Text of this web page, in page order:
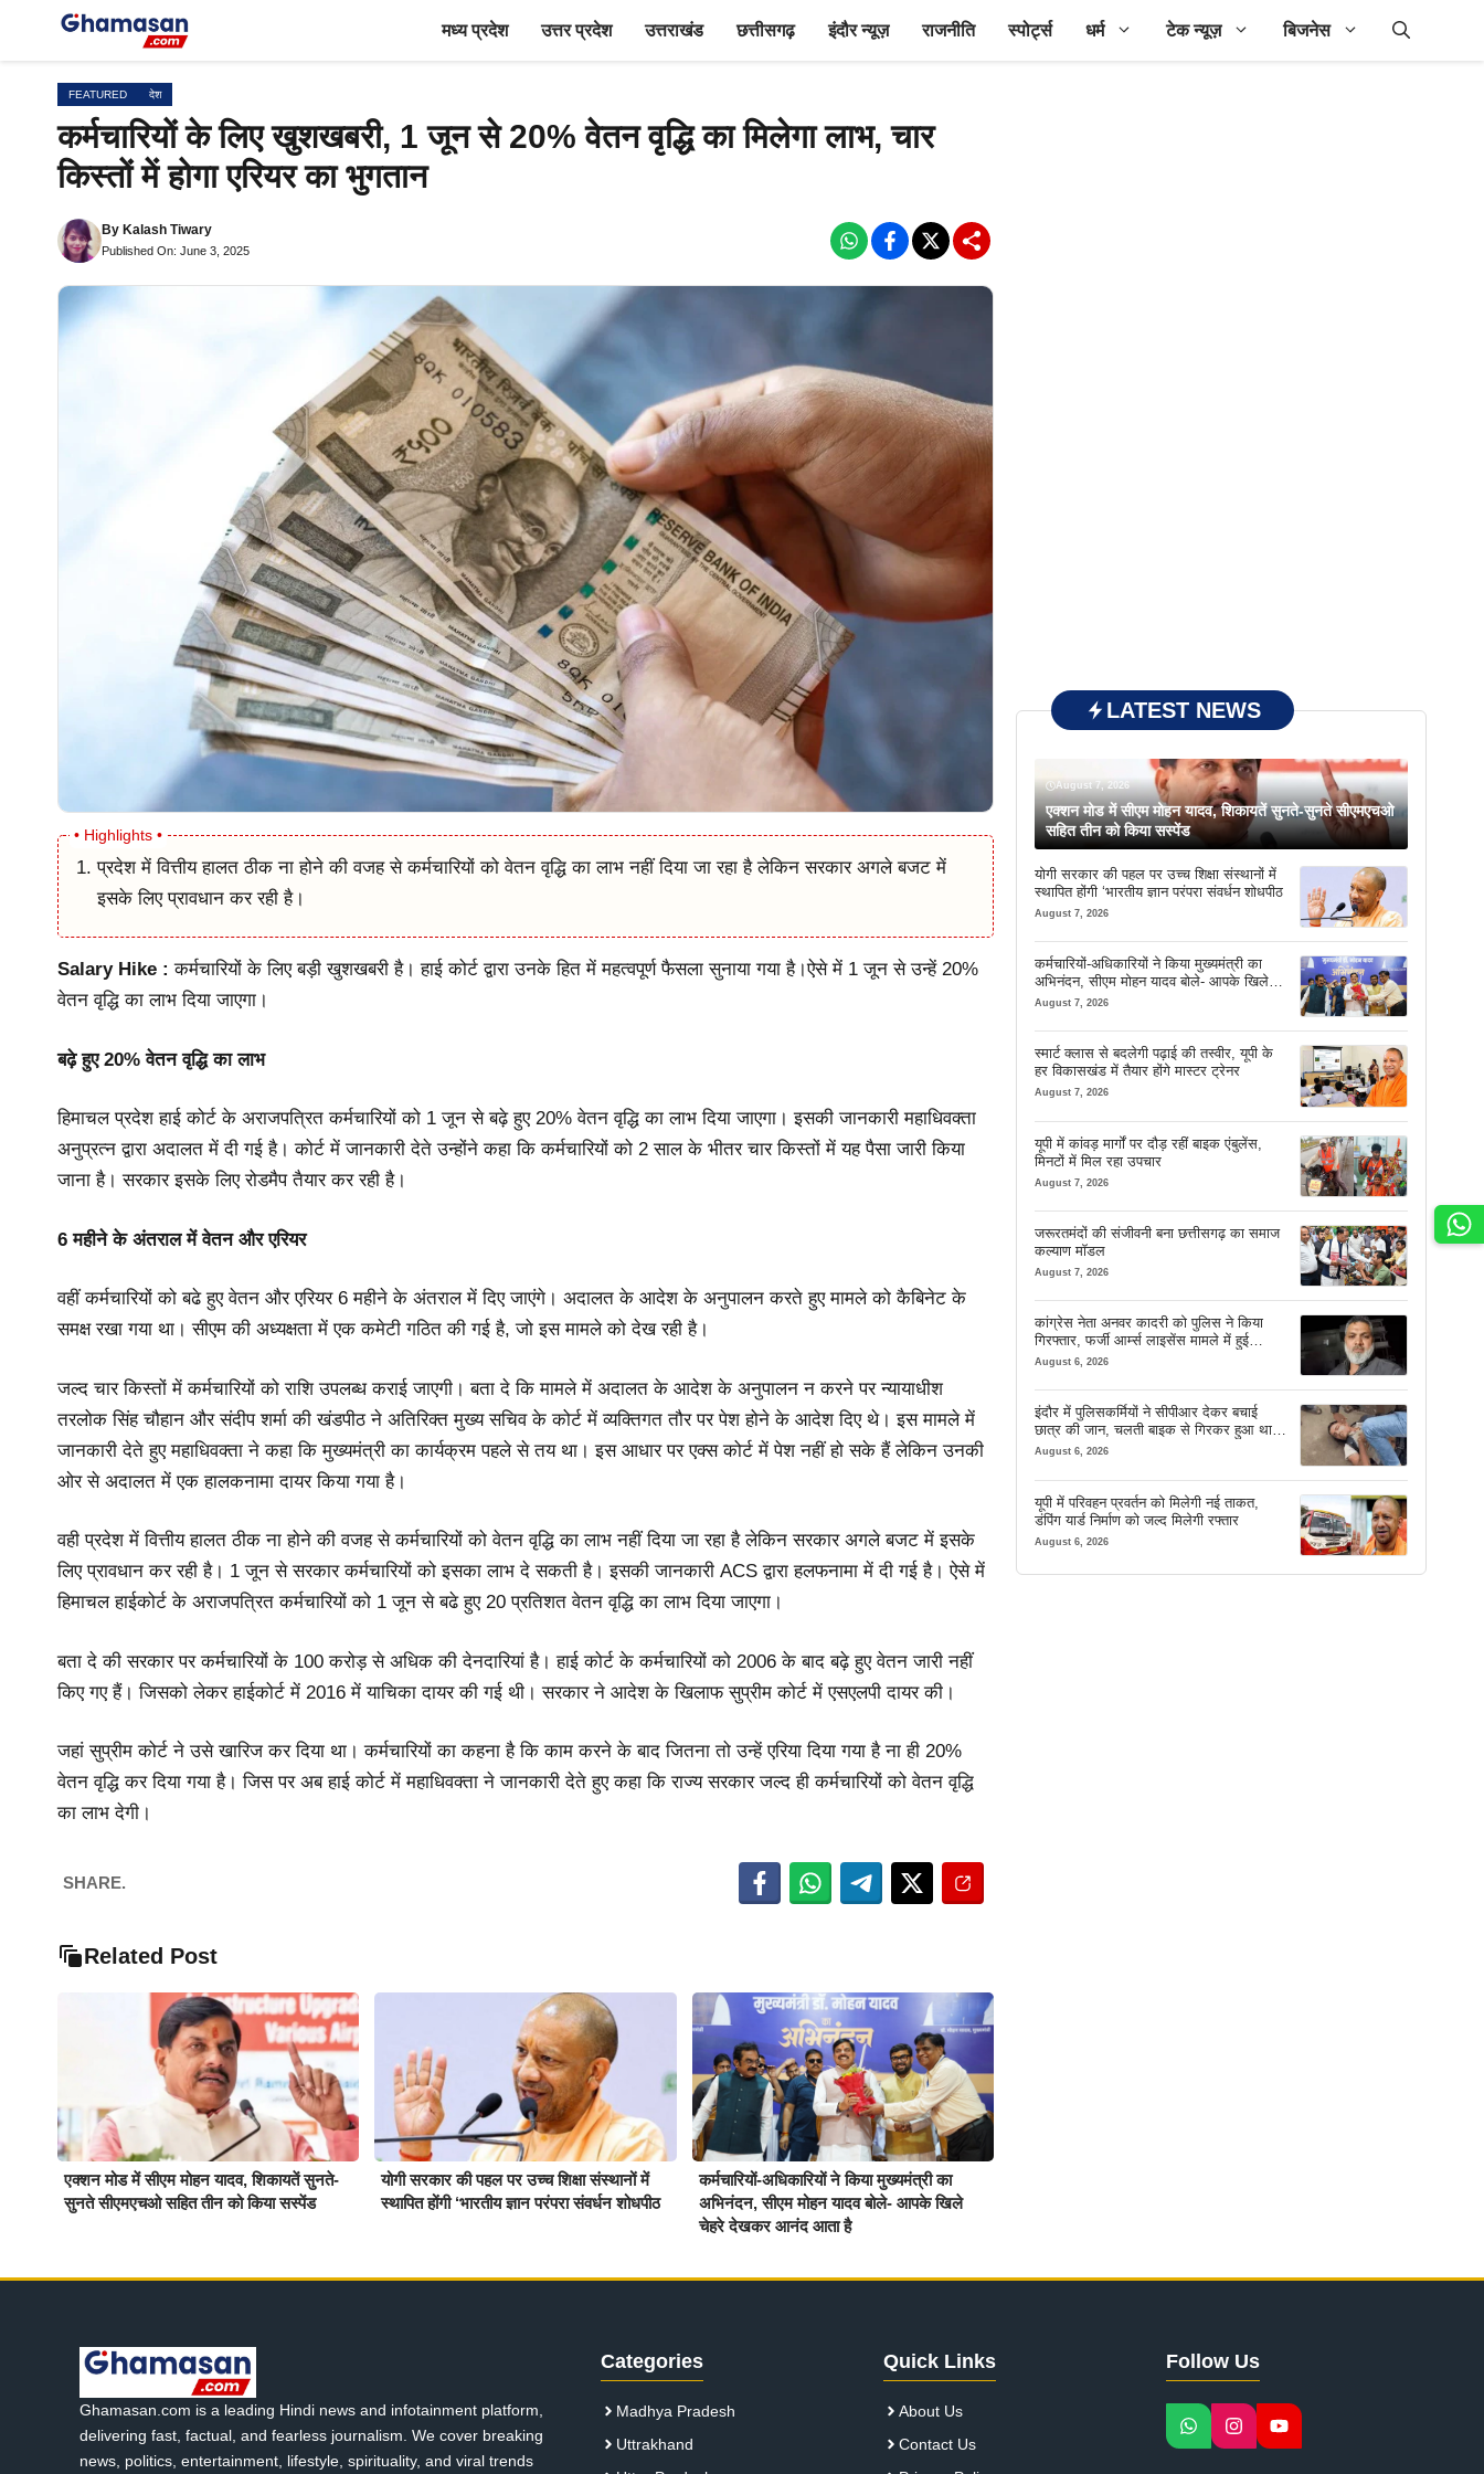
मध्य प्रदेश उत्तर प्रदेश उत्तराखंड छत्तीसगढ़ इंदौर न्यूज़ राजनीति स्पोर्ट्स धर्म टेक न्यूज़ बिजनेस
FEATURED देश
कर्मचारियों के लिए खुशखबरी, 1 जून से 20% वेतन वृद्धि का मिलेगा लाभ, चार
किस्तों में होगा एरियर का भुगतान
By Kalash Tiwary
Published On: June 3, 2025
प्रदेश में वित्तीय हालत ठीक ना होने की वजह से कर्मचारियों को वेतन वृद्धि का लाभ नहीं दिया जा रहा है लेकिन सरकार अगले बजट में
इसके लिए प्रावधान कर रही है।
Salary Hike :कर्मचारियों के लिए बड़ी खुशखबरी है। हाई कोर्ट द्वारा उनके हित में महत्वपूर्ण फैसला सुनाया गया है।ऐसे में 1 जून से उन्हें 20%
वेतन वृद्धि का लाभ दिया जाएगा।
बढ़े हुए 20% वेतन वृद्धि का लाभ
हिमाचल प्रदेश हाई कोर्ट के अराजपत्रित कर्मचारियों को 1 जून से बढ़े हुए 20% वेतन वृद्धि का लाभ दिया जाएगा। इसकी जानकारी महाधिवक्ता
अनुप्रत्न द्वारा अदालत में दी गई है। कोर्ट में जानकारी देते उन्होंने कहा कि कर्मचारियों को 2 साल के भीतर चार किस्तों में यह पैसा जारी किया
जाना है। सरकार इसके लिए रोडमैप तैयार कर रही है।
6 महीने के अंतराल में वेतन और एरियर
वहीं कर्मचारियों को बढे हुए वेतन और एरियर 6 महीने के अंतराल में दिए जाएंगे। अदालत के आदेश के अनुपालन करते हुए मामले को कैबिनेट के
समक्ष रखा गया था। सीएम की अध्यक्षता में एक कमेटी गठित की गई है, जो इस मामले को देख रही है।
जल्द चार किस्तों में कर्मचारियों को राशि उपलब्ध कराई जाएगी। बता दे कि मामले में अदालत के आदेश के अनुपालन न करने पर न्यायाधीश
तरलोक सिंह चौहान और संदीप शर्मा की खंडपीठ ने अतिरिक्त मुख्य सचिव के कोर्ट में व्यक्तिगत तौर पर पेश होने के आदेश दिए थे। इस मामले में
जानकारी देते हुए महाधिवक्ता ने कहा कि मुख्यमंत्री का कार्यक्रम पहले से तय था। इस आधार पर एक्स कोर्ट में पेश नहीं हो सके हैं लेकिन उनकी
ओर से अदालत में एक हालकनामा दायर किया गया है।
वही प्रदेश में वित्तीय हालत ठीक ना होने की वजह से कर्मचारियों को वेतन वृद्धि का लाभ नहीं दिया जा रहा है लेकिन सरकार अगले बजट में इसके
लिए प्रावधान कर रही है। 1 जून से सरकार कर्मचारियों को इसका लाभ दे सकती है। इसकी जानकारी ACS द्वारा हलफनामा में दी गई है। ऐसे में
हिमाचल हाईकोर्ट के अराजपत्रित कर्मचारियों को 1 जून से बढे हुए 20 प्रतिशत वेतन वृद्धि का लाभ दिया जाएगा।
बता दे की सरकार पर कर्मचारियों के 100 करोड़ से अधिक की देनदारियां है। हाई कोर्ट के कर्मचारियों को 2006 के बाद बढ़े हुए वेतन जारी नहीं
किए गए हैं। जिसको लेकर हाईकोर्ट में 2016 में याचिका दायर की गई थी। सरकार ने आदेश के खिलाफ सुप्रीम कोर्ट में एसएलपी दायर की।
जहां सुप्रीम कोर्ट ने उसे खारिज कर दिया था। कर्मचारियों का कहना है कि काम करने के बाद जितना तो उन्हें एरिया दिया गया है ना ही 20%
वेतन वृद्धि कर दिया गया है। जिस पर अब हाई कोर्ट में महाधिवक्ता ने जानकारी देते हुए कहा कि राज्य सरकार जल्द ही कर्मचारियों को वेतन वृद्धि
का लाभ देगी।
SHARE.
Related Post
एक्शन मोड में सीएम मोहन यादव, शिकायतें सुनते-
सुनते सीएमएचओ सहित तीन को किया सस्पेंड
योगी सरकार की पहल पर उच्च शिक्षा संस्थानों में
स्थापित होंगी ‘भारतीय ज्ञान परंपरा संवर्धन शोधपीठ
कर्मचारियों-अधिकारियों ने किया मुख्यमंत्री का
अभिनंदन, सीएम मोहन यादव बोले- आपके खिले
चेहरे देखकर आनंद आता है
LATEST NEWS
August 7, 2026
एक्शन मोड में सीएम मोहन यादव, शिकायतें सुनते-सुनते सीएमएचओ
सहित तीन को किया सस्पेंड
योगी सरकार की पहल पर उच्च शिक्षा संस्थानों में
स्थापित होंगी ‘भारतीय ज्ञान परंपरा संवर्धन शोधपीठ
August 7, 2026
कर्मचारियों-अधिकारियों ने किया मुख्यमंत्री का
अभिनंदन, सीएम मोहन यादव बोले- आपके खिले
चेहरे देखकर आनंद आता है
August 7, 2026
स्मार्ट क्लास से बदलेगी पढ़ाई की तस्वीर, यूपी के
हर विकासखंड में तैयार होंगे मास्टर ट्रेनर
August 7, 2026
यूपी में कांवड़ मार्गों पर दौड़ रहीं बाइक एंबुलेंस,
मिनटों में मिल रहा उपचार
August 7, 2026
जरूरतमंदों की संजीवनी बना छत्तीसगढ़ का समाज
कल्याण मॉडल
August 7, 2026
कांग्रेस नेता अनवर कादरी को पुलिस ने किया
गिरफ्तार, फर्जी आर्म्स लाइसेंस मामले में हुई
कार्रवाई
August 6, 2026
इंदौर में पुलिसकर्मियों ने सीपीआर देकर बचाई
छात्र की जान, चलती बाइक से गिरकर हुआ था
बेहोश
August 6, 2026
यूपी में परिवहन प्रवर्तन को मिलेगी नई ताकत,
डंपिंग यार्ड निर्माण को जल्द मिलेगी रफ्तार
August 6, 2026
Ghamasan.com is a leading Hindi news and infotainment platform,
delivering fast, factual, and fearless journalism. We cover breaking
news, politics, entertainment, lifestyle, spirituality, and viral trends
Categories
Madhya Pradesh
Uttrakhand
Quick Links
About Us
Contact Us
Follow Us